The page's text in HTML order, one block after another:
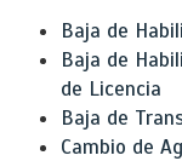
Baja de
Baja de
de Licencia
Baja de
Cambio de